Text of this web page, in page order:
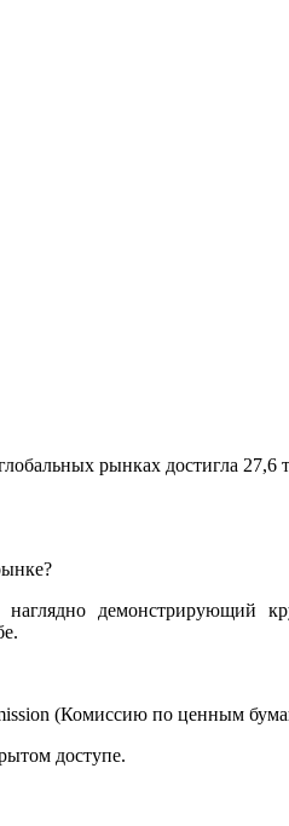
рынках достигла 27,6
демонстрирующий
(Комиссию по ценным
доступе.